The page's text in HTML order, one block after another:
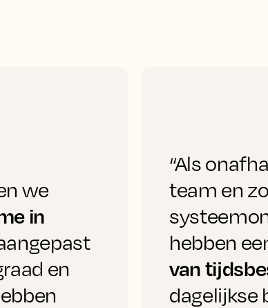
we
in
en
“Als
team en
hebben
van
dagelijkse